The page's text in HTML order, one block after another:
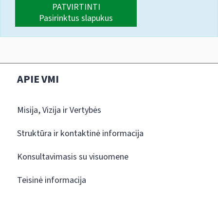
PATVIRTINTI
Pasirinktus slapukus
APIE VMI
Misija, Vizija ir Vertybės
Struktūra ir kontaktinė informacija
Konsultavimasis su visuomene
Teisinė informacija